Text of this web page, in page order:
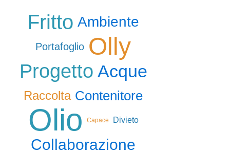
Fritto Ambiente
Portafoglio Olly
Progetto Acque
Raccolta Contenitore
Olio Capace Divieto
Collaborazione